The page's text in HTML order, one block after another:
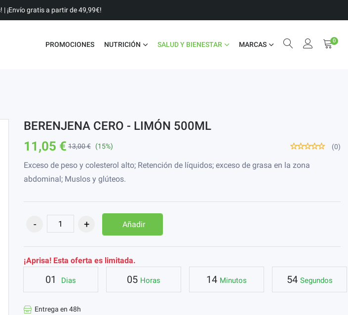
| ¡Envío gratis a partir de 49,99€!
PROMOCIONES NUTRICIÓN SALUD Y BIENESTAR MARCAS 0
BERENJENA CERO - LIMÓN 500ML
11,05 € 13,00 € (15%) (0)
Exceso de peso y colesterol alto; Retención de líquidos; exceso de grasa en la zona
abdominal; Muslos y glúteos.
Añadir
¡Aprisa! Esta oferta es limitada.
01 Dias 05 Horas 14 Minutos 53 Segundos
Entrega en 48h